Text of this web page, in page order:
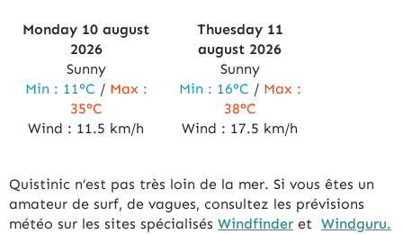
Monday 10 august
2026
Sunny
Min : 11°C / Max :
35°C
Wind : 11.5 km/h
Thuesday 11
august 2026
Sunny
Min : 16°C / Max :
38°C
Wind : 17.5 km/h
Quistinic n’est pas très loin de la mer. Si vous êtes un
amateur de surf, de vagues, consultez les prévisions
météo sur les sites spécialisés Windfinder et Windguru.